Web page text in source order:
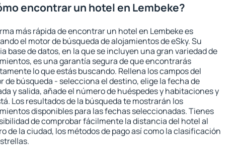
encontrar un hotel en Lembeke?
más rápida de encontrar un hotel en Lembeke es
el motor de búsqueda de alojamientos de eSky. Su
base de datos, en la que se incluyen una gran variedad de
es una garantía segura de que encontrarás
lo que estás buscando. Rellena los campos del
de búsqueda - selecciona el destino, elige la fecha de
y salida, añade el número de huéspedes y habitaciones y
Los resultados de la búsqueda te mostrarán los
disponibles para las fechas seleccionadas. Tienes
de comprobar fácilmente la distancia del hotel al
de la ciudad, los métodos de pago así como la clasificación